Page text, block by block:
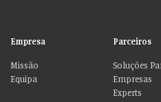
Empresa
Missão
Equipa
Parceiros
Soluções
Empresas
Experts